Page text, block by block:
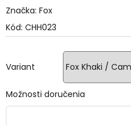
Kód: CHH023
Variant
Možnosti doručenia
produktu
0,0
hviezdičiek.
Značka: Fox